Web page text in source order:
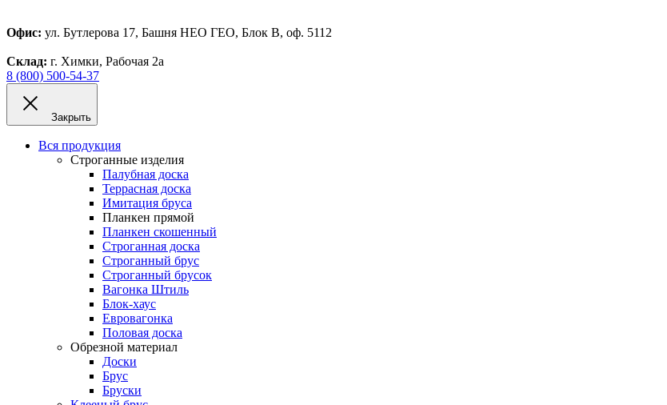
Офис: ул. Бутлерова 17, Башня НЕО ГЕО, Блок В, оф. 5112
Склад: г. Химки, Рабочая 2а
8 (800) 500-54-37
Закрыть
Вся продукция
Строганные изделия
Палубная доска
Террасная доска
Имитация бруса
Планкен прямой
Планкен скошенный
Строганная доска
Строганный брус
Строганный брусок
Вагонка Штиль
Блок-хаус
Евровагонка
Половая доска
Обрезной материал
Доски
Брус
Бруски